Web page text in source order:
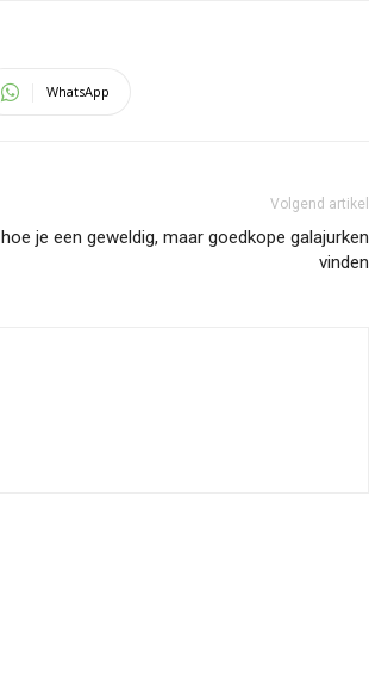
WhatsApp
Volgend artikel
hoe je een geweldig, maar goedkope galajurken
vinden